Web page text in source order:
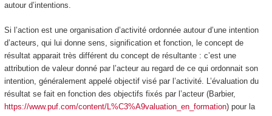
autour d’intentions.
Si l’action est une organisation d’activité ordonnée autour d’une intention
d’acteurs, qui lui donne sens, signification et fonction, le concept de
résultat apparait très différent du concept de résultante : c’est une
attribution de valeur donné par l’acteur au regard de ce qui ordonnait son
intention, généralement appelé objectif visé par l’activité. L’évaluation du
résultat se fait en fonction des objectifs fixés par l’acteur (Barbier,
https://www.puf.com/content/L%C3%A9valuation_en_formation) pour la